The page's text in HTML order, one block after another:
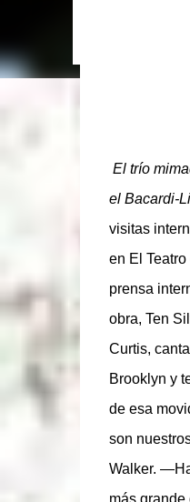
disco que
mano.
El trío
el Bacardi-
visitas
en El
prensa
obra, Ten
Curtis,
Brooklyn y
de esa
son
Walker.
más